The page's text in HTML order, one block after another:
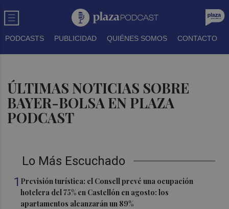
PODCASTS PUBLICIDAD QUIÉNES SOMOS CONTACTO
ÚLTIMAS NOTICIAS SOBRE
BAYER-BOLSA EN PLAZA
PODCAST
Lo Más Escuchado
1 Previsión turística: el Consell prevé una ocupación
hotelera del 75% en Castellón en agosto: los
apartamentos alcanzarán un 89%